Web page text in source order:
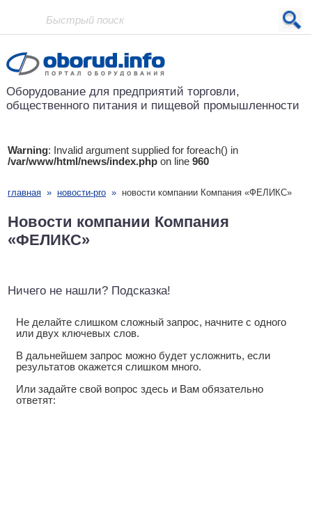
Проект основан в 2001 году
Оборудование для предприятий торговли,
общественного питания и пищевой промышленности
Warning: Invalid argument supplied for foreach() in
/var/www/html/news/index.php on line 960
главная » новости-pro » новости компании Компания «ФЕЛИКС»
Новости компании Компания
«ФЕЛИКС»
Ничего не нашли? Подсказка!
Не делайте слишком сложный запрос, начните с одного
или двух ключевых слов.
В дальнейшем запрос можно будет усложнить, если
результатов окажется слишком много.
Или задайте свой вопрос здесь и Вам обязательно
ответят: